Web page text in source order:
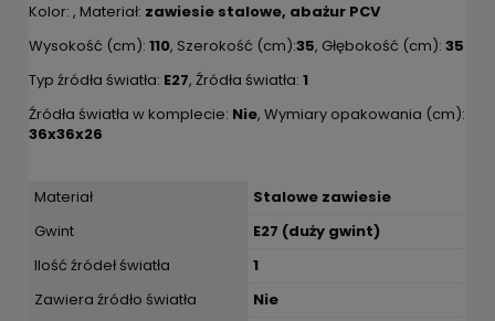
Kolor: , Materiał: zawiesie stalowe, abażur PCV
Wysokość (cm): 110, Szerokość (cm):35, Głębokość (cm): 35
Typ źródła światła: E27, Źródła światła: 1
Źródła światła w komplecie: Nie, Wymiary opakowania (cm):
36x36x26
Materiał
Stalowe zawiesie
Gwint
E27 (duży gwint)
Ilość źródeł światła
1
Zawiera źródło światła
Nie